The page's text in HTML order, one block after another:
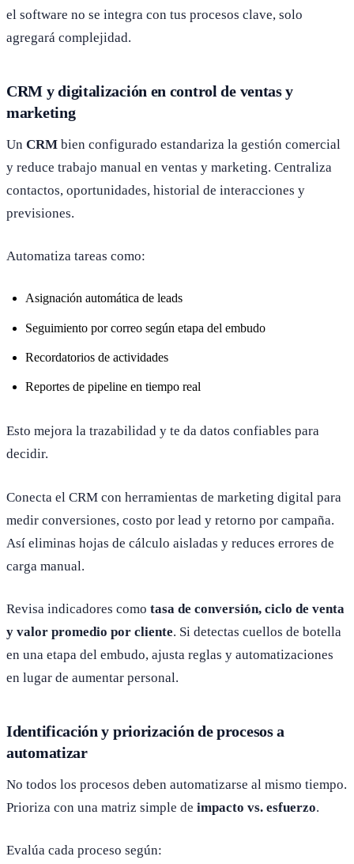
el software no se integra con tus procesos clave, solo
agregará complejidad.
CRM y digitalización en control de ventas y
marketing
Un CRM bien configurado estandariza la gestión comercial
y reduce trabajo manual en ventas y marketing. Centraliza
contactos, oportunidades, historial de interacciones y
previsiones.
Automatiza tareas como:
Asignación automática de leads
Seguimiento por correo según etapa del embudo
Recordatorios de actividades
Reportes de pipeline en tiempo real
Esto mejora la trazabilidad y te da datos confiables para
decidir.
Conecta el CRM con herramientas de marketing digital para
medir conversiones, costo por lead y retorno por campaña.
Así eliminas hojas de cálculo aisladas y reduces errores de
carga manual.
Revisa indicadores como tasa de conversión, ciclo de venta
y valor promedio por cliente. Si detectas cuellos de botella
en una etapa del embudo, ajusta reglas y automatizaciones
en lugar de aumentar personal.
Identificación y priorización de procesos a
automatizar
No todos los procesos deben automatizarse al mismo tiempo.
Prioriza con una matriz simple de impacto vs. esfuerzo.
Evalúa cada proceso según: